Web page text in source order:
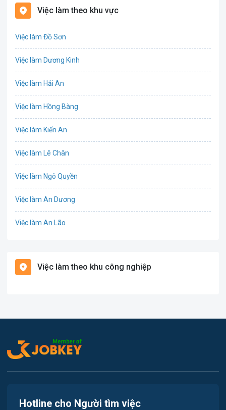
Biên phiên dịch
Văn Phòng
Lao Động Phổ Thông
Việc làm theo khu vực
Việc làm Đồ Sơn
Việc làm Dương Kinh
Việc làm Hải An
Việc làm Hồng Bàng
Việc làm Kiến An
Việc làm Lê Chân
Việc làm Ngô Quyền
Việc làm An Dương
Việc làm An Lão
Việc làm Cát Hải
Việc làm Tiên Lãng
Việc làm theo khu công nghiệp
Hotline cho Người tìm việc